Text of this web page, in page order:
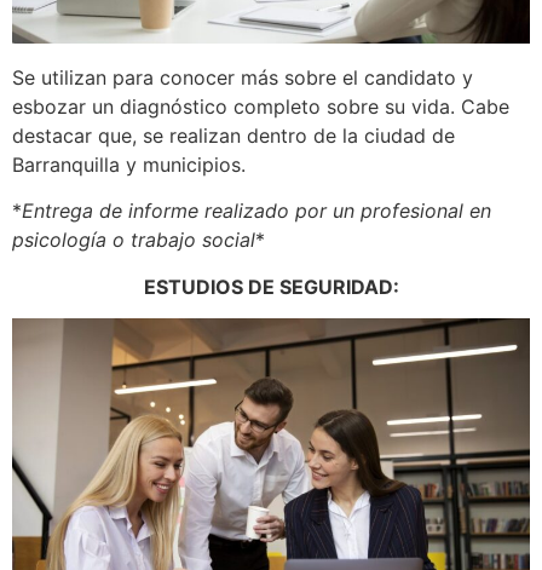
Se utilizan para conocer más sobre el candidato y
esbozar un diagnóstico completo sobre su vida. Cabe
destacar que, se realizan dentro de la ciudad de
Barranquilla y municipios.
*Entrega de informe realizado por un profesional en
psicología o trabajo social*
ESTUDIOS DE SEGURIDAD: